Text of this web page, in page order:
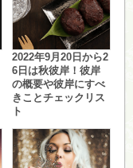
2022年9月20日から2
6日は秋彼岸！彼岸
の概要や彼岸にすべ
きことチェックリス
ト